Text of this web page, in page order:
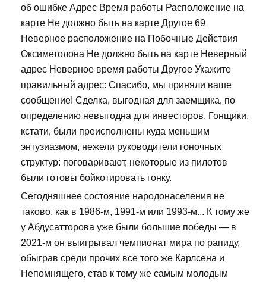
об ошибке Адрес Время работы Расположение на
карте Не должно быть на карте Другое 69
Неверное расположение на Побочные Действия
Оксиметолона Не должно быть на карте Неверный
адрес Неверное время работы Другое Укажите
правильный адрес: Спасибо, мы приняли ваше
сообщение! Сделка, выгодная для заемщика, по
определению невыгодна для инвесторов. Гонщики,
кстати, были преисполнены куда меньшим
энтузиазмом, нежели руководители гоночных
структур: поговаривают, некоторые из пилотов
были готовы бойкотировать гонку.
Сегодняшнее состояние народонаселения не
таково, как в 1986-м, 1991-м или 1993-м... К тому же
у Абдусатторова уже были большие победы — в
2021-м он выигрывал чемпионат мира по рапиду,
обыграв среди прочих все того же Карлсена и
Непомнящего, став к тому же самым молодым